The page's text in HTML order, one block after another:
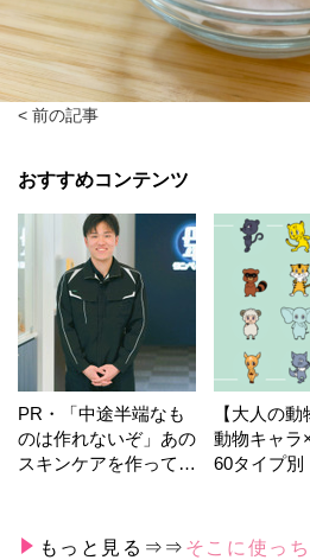
< 前の記事
おすすめコンテンツ
PR・「中途半端なも
のは作れないぞ」あの
スキンケアを作ってい
【大人の動
動物キャラ
60タイプ別
もっと見る⇒⇒ そこに使っ